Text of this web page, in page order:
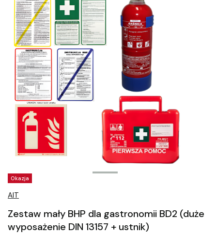
Tagi produktu
Okazja
AIT
Zestaw mały BHP dla gastronomii BD2 (duże
wyposażenie DIN 13157 + ustnik)